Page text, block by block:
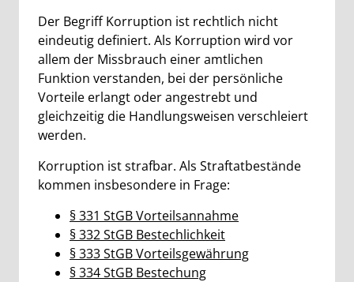
Der Begriff Korruption ist rechtlich nicht
eindeutig definiert. Als Korruption wird vor
allem der Missbrauch einer amtlichen
Funktion verstanden, bei der persönliche
Vorteile erlangt oder angestrebt und
gleichzeitig die Handlungsweisen verschleiert
werden.
Korruption ist strafbar. Als Straftatbestände
kommen insbesondere in Frage:
§ 331 StGB Vorteilsannahme
§ 332 StGB Bestechlichkeit
§ 333 StGB Vorteilsgewährung
§ 334 StGB Bestechung